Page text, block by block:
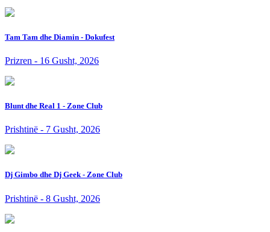
Tam Tam dhe Diamin - Dokufest
Prizren - 16 Gusht, 2026
Blunt dhe Real 1 - Zone Club
Prishtinë - 7 Gusht, 2026
Dj Gimbo dhe Dj Geek - Zone Club
Prishtinë - 8 Gusht, 2026